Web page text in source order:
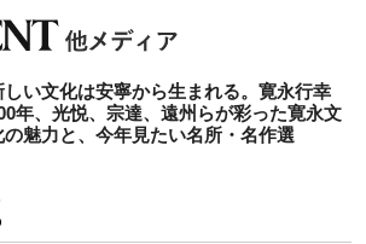
しい文化は安寧から生まれる。寛永行幸
年、光悦、宗達、遠州らが彩った寛永文
の魅力と、今年見たい名所・名作選